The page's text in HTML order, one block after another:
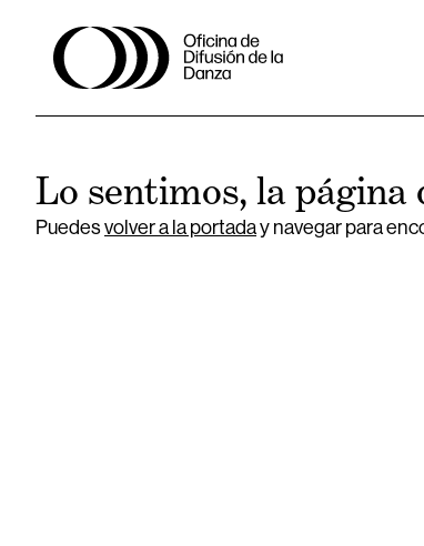
Lo sentimos, la página
Puedesvolver a la portaday navegar para